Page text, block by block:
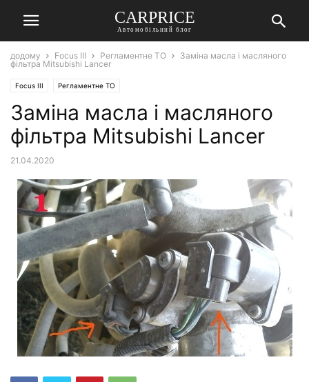
СARPRICE
Автомобільний блог
додому Focus III Регламентне ТО
Заміна масла і масляного
фільтра Mitsubishi Lancer
Focus III Регламентне ТО
Заміна масла і масляного
фільтра Mitsubishi Lancer
21.04.2020